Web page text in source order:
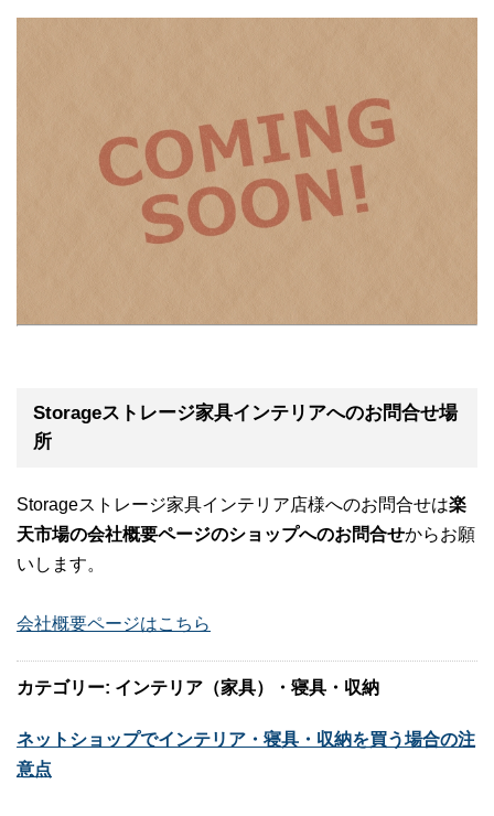
Storageストレージ家具インテリアへのお問合せ場
所
Storageストレージ家具インテリア店様へのお問合せは楽
天市場の会社概要ページのショップへのお問合せからお願
いします。
会社概要ページはこちら
カテゴリー: インテリア（家具）・寝具・収納
ネットショップでインテリア・寝具・収納を買う場合の注
意点